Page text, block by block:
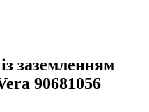
заземленням
90681056